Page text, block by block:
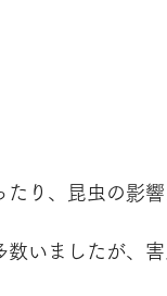
り、昆虫の影
数いましたが、